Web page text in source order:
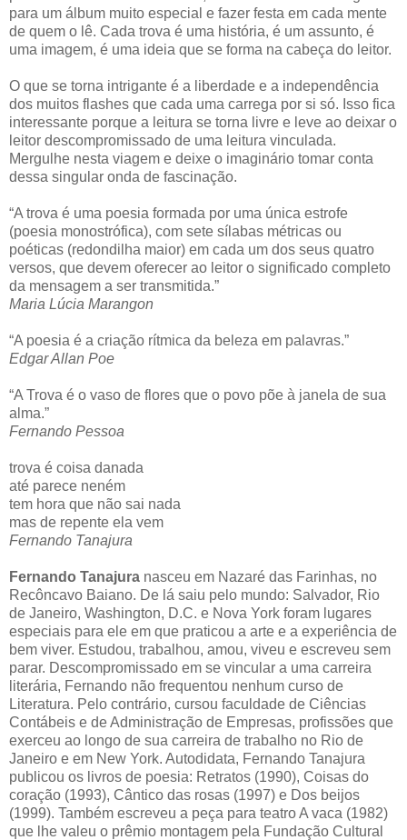
para um álbum muito especial e fazer festa em cada mente
de quem o lê. Cada trova é uma história, é um assunto, é
uma imagem, é uma ideia que se forma na cabeça do leitor.
O que se torna intrigante é a liberdade e a independência
dos muitos flashes que cada uma carrega por si só. Isso fica
interessante porque a leitura se torna livre e leve ao deixar o
leitor descompromissado de uma leitura vinculada.
Mergulhe nesta viagem e deixe o imaginário tomar conta
dessa singular onda de fascinação.
“A trova é uma poesia formada por uma única estrofe
(poesia monostrófica), com sete sílabas métricas ou
poéticas (redondilha maior) em cada um dos seus quatro
versos, que devem oferecer ao leitor o significado completo
da mensagem a ser transmitida.”
Maria Lúcia Marangon
“A poesia é a criação rítmica da beleza em palavras.”
Edgar Allan Poe
“A Trova é o vaso de flores que o povo põe à janela de sua
alma.”
Fernando Pessoa
trova é coisa danada
até parece neném
tem hora que não sai nada
mas de repente ela vem
Fernando Tanajura
Fernando Tanajura nasceu em Nazaré das Farinhas, no
Recôncavo Baiano. De lá saiu pelo mundo: Salvador, Rio
de Janeiro, Washington, D.C. e Nova York foram lugares
especiais para ele em que praticou a arte e a experiência de
bem viver. Estudou, trabalhou, amou, viveu e escreveu sem
parar. Descompromissado em se vincular a uma carreira
literária, Fernando não frequentou nenhum curso de
Literatura. Pelo contrário, cursou faculdade de Ciências
Contábeis e de Administração de Empresas, profissões que
exerceu ao longo de sua carreira de trabalho no Rio de
Janeiro e em New York. Autodidata, Fernando Tanajura
publicou os livros de poesia: Retratos (1990), Coisas do
coração (1993), Cântico das rosas (1997) e Dos beijos
(1999). Também escreveu a peça para teatro A vaca (1982)
que lhe valeu o prêmio montagem pela Fundação Cultural